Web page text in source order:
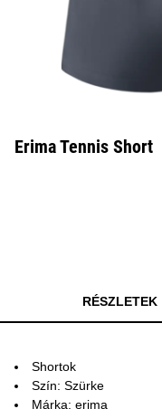
Erima Tennis Short
RÉSZLETEK
Shortok
Szín: Szürke
Márka: erima